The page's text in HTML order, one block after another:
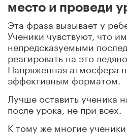
место и проведи
Эта фраза вызывает у
Ученики чувствуют, что
непредсказуемыми
реагировать на это
Напряженная атмосфера
эффективным форматом.
Лучше оставить ученика
после урока, не при всех.
К тому же многие